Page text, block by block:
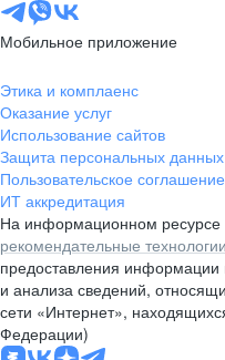
Мобильное приложение
Этика и комплаенс
Оказание услуг
Использование сайтов
Защита персональных данных
Пользовательское соглашение
ИТ аккредитация
На информационном ресурсе
рекомендательные технологии
предоставления информации
и анализа сведений,
сети «Интернет»,
Федерации)